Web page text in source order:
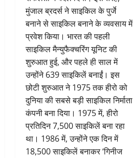
मुंजाल ब्रदर्स ने साइकिल के पुर्जे
बनाने से साइकिल बनाने के व्यवसाय में
प्रवेश किया। भारत की पहली
साइकिल मैन्युफैक्चरिंग यूनिट की
शुरुआत हुई, और पहले ही साल में
उन्होंने 639 साइकिलें बनाईं। इस
छोटी शुरुआत ने 1975 तक हीरो को
दुनिया की सबसे बड़ी साइकिल निर्माता
कंपनी बना दिया। 1975 में, हीरो
प्रतिदिन 7,500 साइकिलें बना रहा
था। 1986 में, उन्होंने एक दिन में
18,500 साइकिलें बनाकर ‘गिनीज